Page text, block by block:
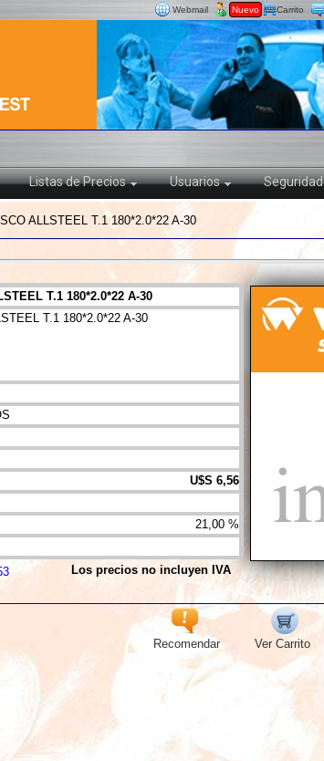
Nuevo Carrito
Webmail
Listas de Precios Usuarios Seguridad
ALLSTEEL T.1 180*2.0*22 A-30
T.1 180*2.0*22 A-30
U$S 6,56
T.1 180*2.0*22 A-30
21,00 %
Los precios no incluyen IVA
Recomendar Ver Carrito